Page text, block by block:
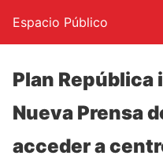
Espacio Público
Plan República
Nueva Prensa
acceder a